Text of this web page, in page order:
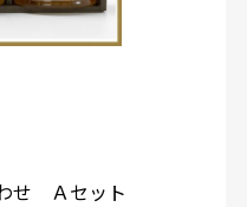
せ Ａセット